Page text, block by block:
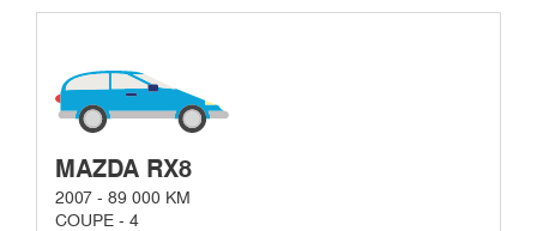
MAZDA RX8
2007 - 89 000 KM
COUPE - 4